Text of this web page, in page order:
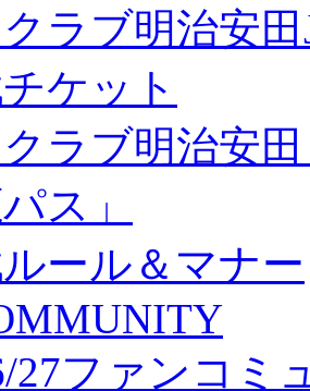
ラブ明治安
ケット
ラブ明治安
ス」
ール＆マナー
27ファンコミ